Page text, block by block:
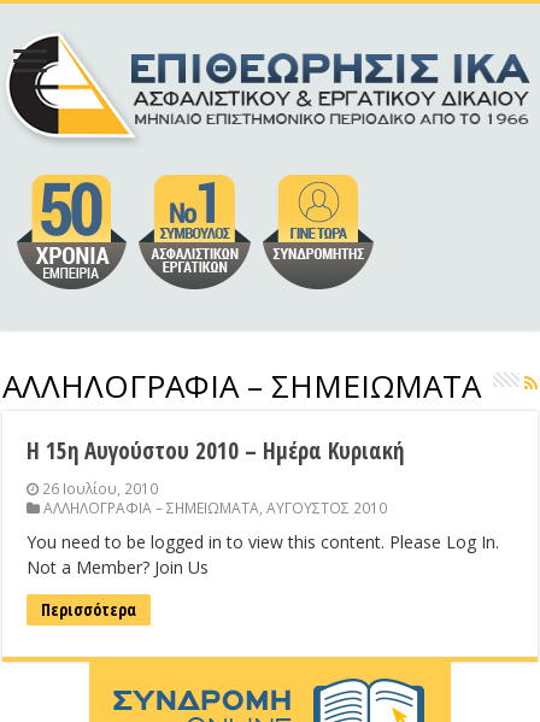
ΑΛΛΗΛΟΓΡΑΦΙΑ – ΣΗΜΕΙΩΜΑΤΑ
Η 15η Αυγούστου 2010 – Ημέρα Κυριακή
26 Ιουλίου, 2010
ΑΛΛΗΛΟΓΡΑΦΙΑ – ΣΗΜΕΙΩΜΑΤΑ,ΑΥΓΟΥΣΤΟΣ 2010
You need to be logged in to view this content. Please Log In.
Not a Member? Join Us
Περισσότερα